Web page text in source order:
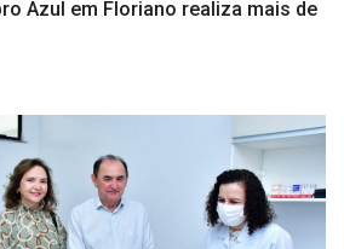
Azul em Floriano realiza mais de